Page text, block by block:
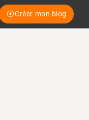
Créer mon blog